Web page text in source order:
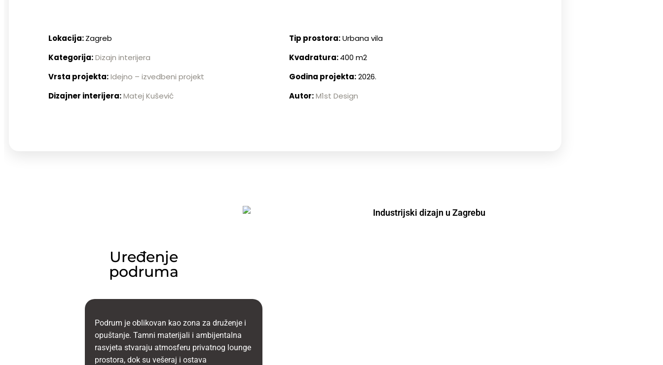
Lokacija:Zagreb
Kategorija:Dizajn interijera
Vrsta projekta:Idejno – izvedbeni projekt
Dizajner interijera:Matej Kušević
Tip prostora:Urbana vila
Kvadratura:400 m2
Godina projekta:2026.
Autor: M1st Design
Uređenje
podruma
Podrum je oblikovan kao zona za druženje i
opuštanje. Tamni materijali i ambijentalna
rasvjeta stvaraju atmosferu privatnog lounge
prostora, dok su vešeraj i ostava